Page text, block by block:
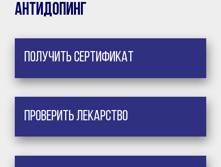
Антидопинг
Получить сертификат
Проверить лекарство